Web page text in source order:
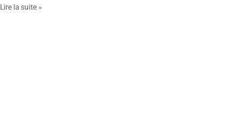
Lire la suite »